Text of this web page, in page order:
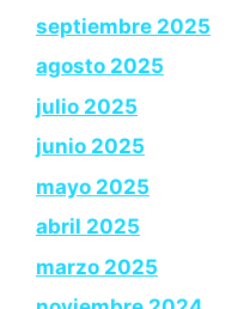
septiembre 2025
agosto 2025
julio 2025
junio 2025
mayo 2025
abril 2025
marzo 2025